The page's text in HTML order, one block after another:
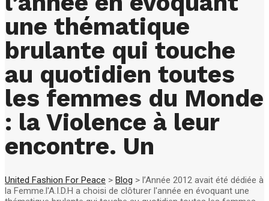
une thématique
brulante qui touche
au quotidien toutes
les femmes du Monde
: la Violence à leur
encontre. Un
United Fashion For Peace > Blog > l’Année 2012 avait été dédiée à
la Femme.l'A.I.D.H a choisi de clôturer l'année en évoquant une